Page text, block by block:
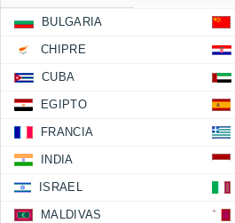
BULGARIA
CHIPRE
CUBA
EGIPTO
FRANCIA
INDIA
ISRAEL
MALDIVAS